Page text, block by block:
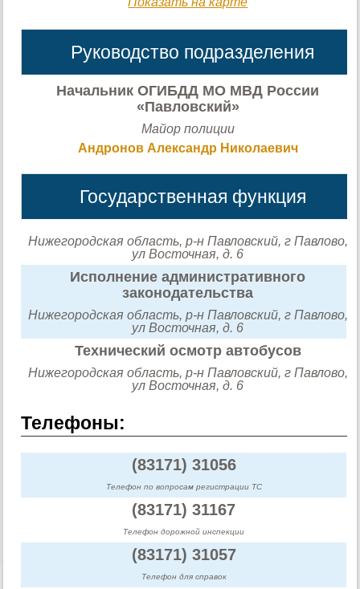
Руководство подразделения
Начальник ОГИБДД МО МВД России
«Павловский»
Майор полиции
Андронов Александр Николаевич
Государственная функция
Нижегородская область, р-н Павловский, г Павлово,
ул Восточная, д. 6
Исполнение административного
законодательства
Нижегородская область, р-н Павловский, г Павлово,
ул Восточная, д. 6
Технический осмотр автобусов
Нижегородская область, р-н Павловский, г Павлово,
ул Восточная, д. 6
Телефоны:
(83171) 31056
Телефон по вопросам регистрации ТС
(83171) 31167
Телефон дорожной инспекции
(83171) 31057
Телефон для справок